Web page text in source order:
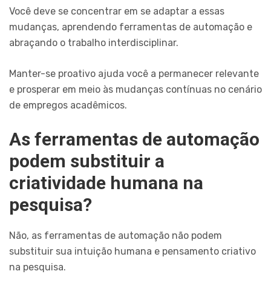
Você deve se concentrar em se adaptar a essas
mudanças, aprendendo ferramentas de automação e
abraçando o trabalho interdisciplinar.
Manter-se proativo ajuda você a permanecer relevante
e prosperar em meio às mudanças contínuas no cenário
de empregos acadêmicos.
As ferramentas de automação
podem substituir a
criatividade humana na
pesquisa?
Não, as ferramentas de automação não podem
substituir sua intuição humana e pensamento criativo
na pesquisa.